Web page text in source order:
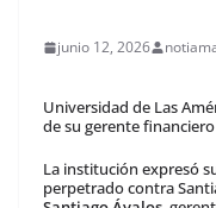
junio 12, 2026
Universidad de Las
de su gerente
La institución expresó
perpetrado contra